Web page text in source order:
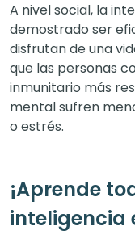
A nivel social, la
demostrado ser
disfrutan de una
que las personas
inmunitario más
mental sufren
o estrés.
¡Aprende
inteligencia